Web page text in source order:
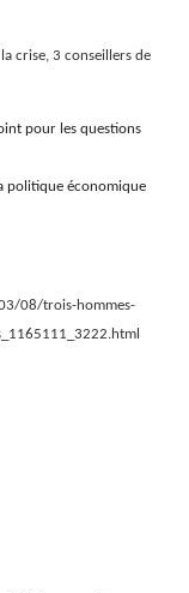
crise, 3 conseillers de
pour les questions
politique économique
08/trois-hommes-